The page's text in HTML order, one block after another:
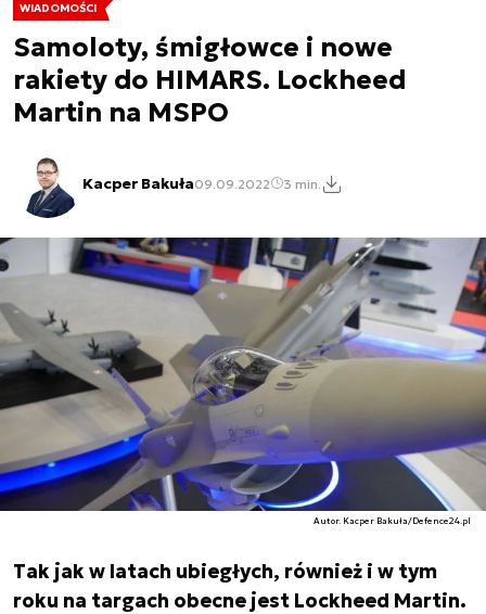
WIADOMOŚCI
Samoloty, śmigłowce i nowe
rakiety do HIMARS. Lockheed
Martin na MSPO
Kacper Bakuła09.09.2022 3 min.
Autor. Kacper Bakuła/Defence24.pl
Tak jak w latach ubiegłych, również i w tym
roku na targach obecne jest Lockheed Martin.